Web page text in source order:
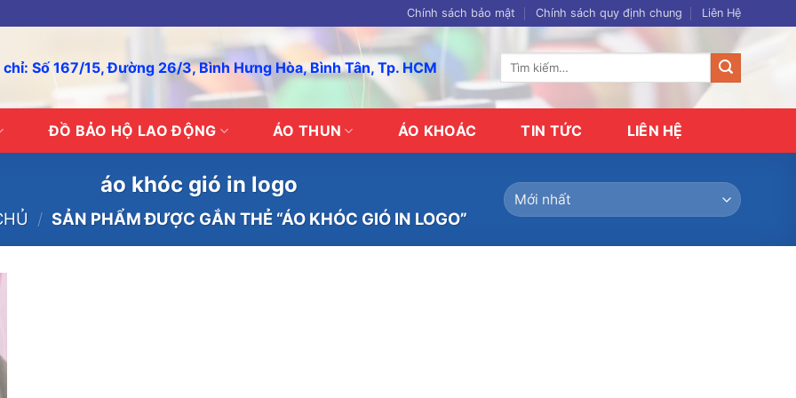
Chính sách bảo mật Chính sách quy định chung Liên Hệ
Số 167/15, Đường 26/3, Bình Hưng Hòa, Bình Tân, Tp. HCM
Tìm
ĐỒ BẢO HỘ LAO ĐỘNG ÁO THUN ÁO KHOÁC TIN TỨC LIÊN HỆ
áo khóc gió in logo
/ SẢN PHẨM ĐƯỢC GẮN THẺ “ÁO KHÓC GIÓ IN LOGO”